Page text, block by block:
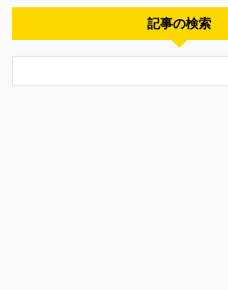
記事の検索